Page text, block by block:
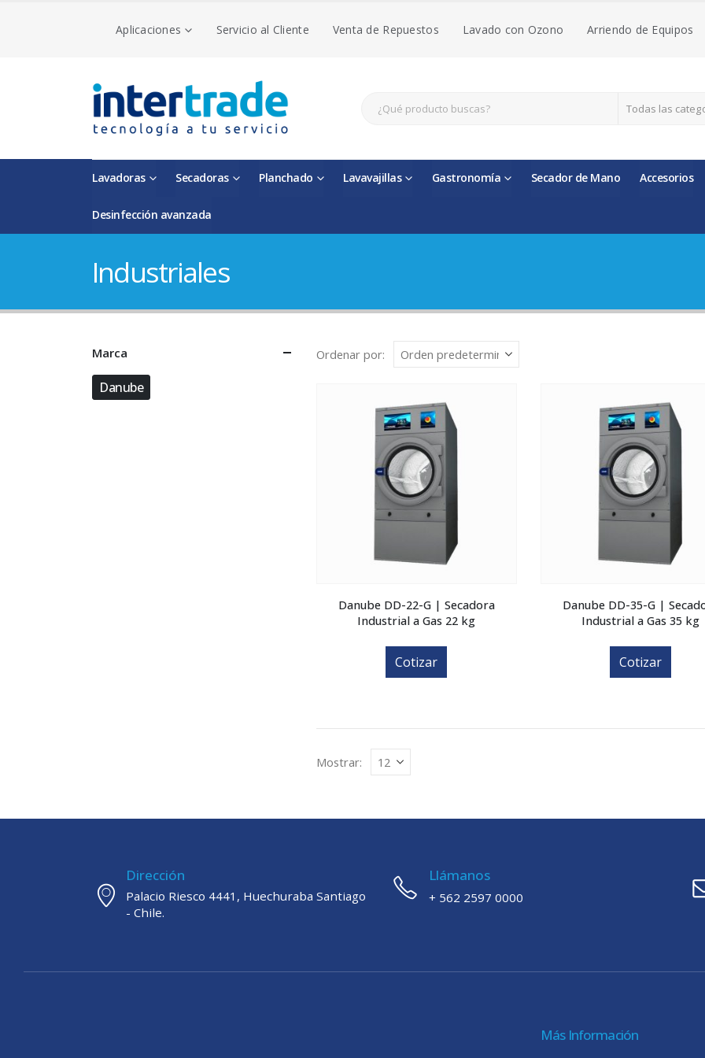
Aplicaciones Servicio al Cliente Venta de Repuestos Lavado con Ozono Arriendo de Equipos
Todas las
Lavadoras Secadoras Planchado Lavavajillas Gastronomía Secador de Mano Accesorios
Desinfección avanzada
Industriales
Ordenar por:
Danube DD-22-G | Secadora
Industrial a Gas 22 kg
Cotizar
Danube DD-35-G |
Industrial a Gas 35 kg
Cotizar
Mostrar:
Marca
Danube
Dirección
Palacio Riesco 4441, Huechuraba Santiago
- Chile.
Llámanos
+ 562 2597 0000
Más Información